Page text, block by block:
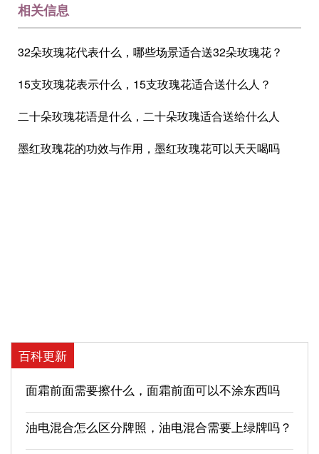
相关信息
32朵玫瑰花代表什么，哪些场景适合送32朵玫瑰花？
15支玫瑰花表示什么，15支玫瑰花适合送什么人？
二十朵玫瑰花语是什么，二十朵玫瑰适合送给什么人
墨红玫瑰花的功效与作用，墨红玫瑰花可以天天喝吗
百科更新
面霜前面需要擦什么，面霜前面可以不涂东西吗
油电混合怎么区分牌照，油电混合需要上绿牌吗？